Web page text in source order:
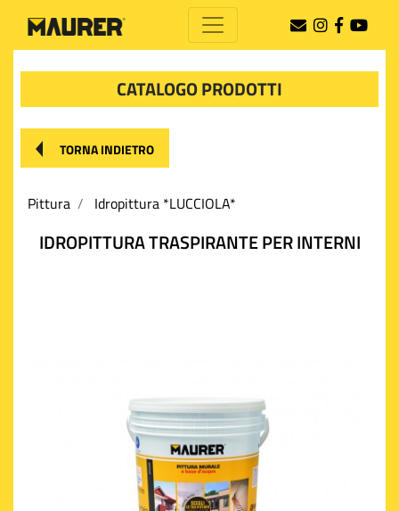
CATALOGO PRODOTTI
TORNA INDIETRO
Pittura Idropittura *LUCCIOLA*
IDROPITTURA TRASPIRANTE PER INTERNI